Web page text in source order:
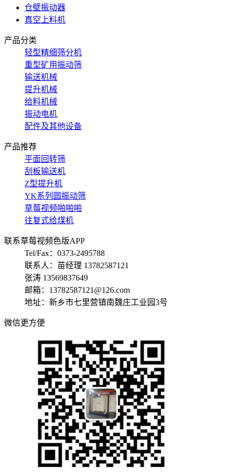
仓壁振动器
真空上料机
产品分类
轻型精细筛分机
重型矿用振动筛
输送机械
提升机械
给料机械
振动电机
配件及其他设备
产品推荐
平面回转筛
刮板输送机
Z型提升机
YK系列圆振动筛
草莓视频啪啪啪
往复式给煤机
联系草莓视频色版APP
Tel/Fax：0373-2495788
联系人：苗经理 13782587121
张涛 13569837649
邮箱：13782587121@126.com
地址：新乡市七里营镇南魏庄工业园3号
微信更方便